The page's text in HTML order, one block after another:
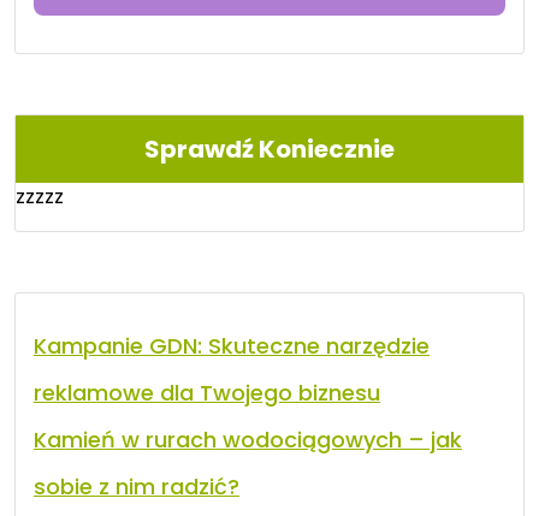
Sprawdź Koniecznie
zzzzz
Kampanie GDN: Skuteczne narzędzie
reklamowe dla Twojego biznesu
Kamień w rurach wodociągowych – jak
sobie z nim radzić?